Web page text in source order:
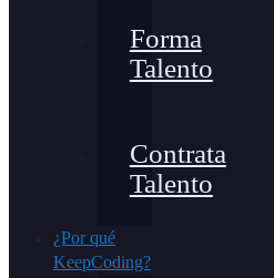
Forma
Talento
Contrata
Talento
¿Por qué
KeepCoding?